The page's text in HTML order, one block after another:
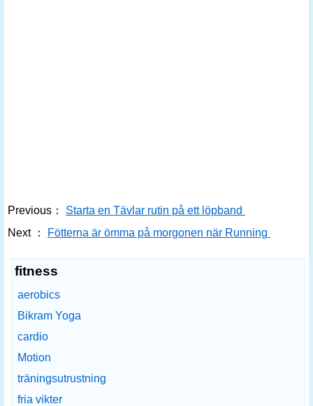
Previous：
Starta en Tävlar rutin på ett löpband
Next ：
Fötterna är ömma på morgonen när Running
fitness
aerobics
Bikram Yoga
cardio
Motion
träningsutrustning
fria vikter